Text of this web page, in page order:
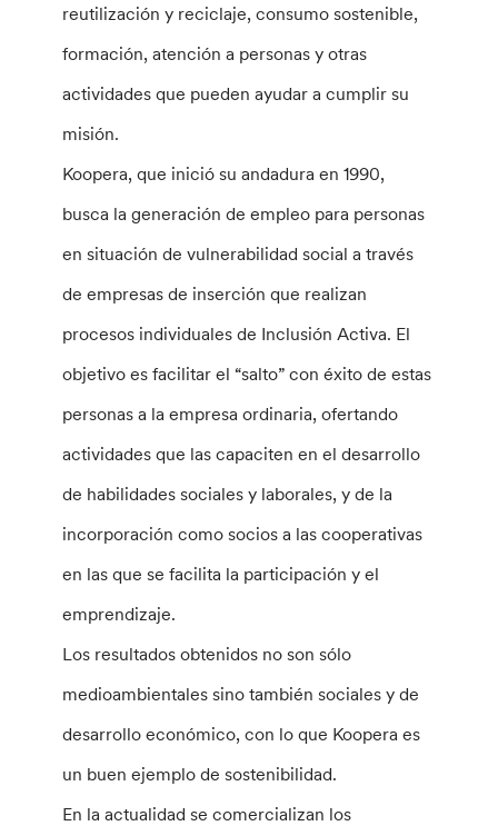
reutilización y reciclaje, consumo sostenible,
formación, atención a personas y otras
actividades que pueden ayudar a cumplir su
misión.
Koopera, que inició su andadura en 1990,
busca la generación de empleo para personas
en situación de vulnerabilidad social a través
de empresas de inserción que realizan
procesos individuales de Inclusión Activa. El
objetivo es facilitar el “salto” con éxito de estas
personas a la empresa ordinaria, ofertando
actividades que las capaciten en el desarrollo
de habilidades sociales y laborales, y de la
incorporación como socios a las cooperativas
en las que se facilita la participación y el
emprendizaje.
Los resultados obtenidos no son sólo
medioambientales sino también sociales y de
desarrollo económico, con lo que Koopera es
un buen ejemplo de sostenibilidad.
En la actualidad se comercializan los